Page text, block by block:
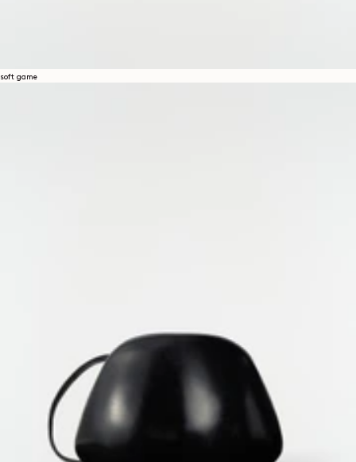
soft game